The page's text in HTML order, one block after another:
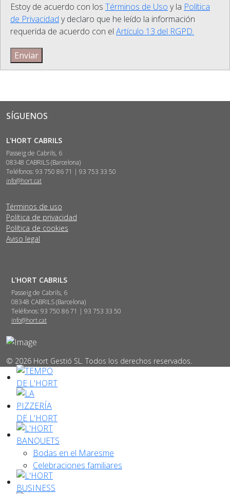
Estoy de acuerdo con los Términos de Uso y la Política
de Privacidad y declaro que he leído la información
requerida de acuerdo con el Artículo 13 del RGPD.
Enviar
SÍGUENOS
L'HORT CABRILS
Passeig de Cabrils, 6
08348 CABRILS (Barcelona)
Teléfonos: 93 750 86 71 | 93 753 33 50
info@hort.cat
Términos de uso
Política de privacidad
Política de cookies
Aviso legal
L'HORT CABRILS
Passeig de Cabrils, 6
08348 CABRILS (Barcelona)
Teléfonos: 93 750 86 71 | 93 753 33 50
info@hort.cat
© 2026 Hort Gestió SL. Todos los derechos reservados.
Bodas en el Maresme
Celebraciones familiares